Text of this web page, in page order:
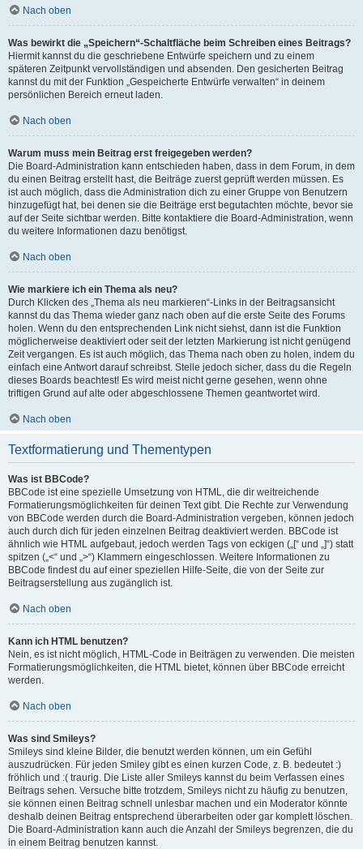
Nach oben
Was bewirkt die „Speichern“-Schaltfläche beim Schreiben eines Beitrags?
Hiermit kannst du die geschriebene Entwürfe speichern und zu einem
späteren Zeitpunkt vervollständigen und absenden. Den gesicherten Beitrag
kannst du mit der Funktion „Gespeicherte Entwürfe verwalten“ in deinem
persönlichen Bereich erneut laden.
Nach oben
Warum muss mein Beitrag erst freigegeben werden?
Die Board-Administration kann entschieden haben, dass in dem Forum, in dem
du einen Beitrag erstellt hast, die Beiträge zuerst geprüft werden müssen. Es
ist auch möglich, dass die Administration dich zu einer Gruppe von Benutzern
hinzugefügt hat, bei denen sie die Beiträge erst begutachten möchte, bevor sie
auf der Seite sichtbar werden. Bitte kontaktiere die Board-Administration, wenn
du weitere Informationen dazu benötigst.
Nach oben
Wie markiere ich ein Thema als neu?
Durch Klicken des „Thema als neu markieren“-Links in der Beitragsansicht
kannst du das Thema wieder ganz nach oben auf die erste Seite des Forums
holen. Wenn du den entsprechenden Link nicht siehst, dann ist die Funktion
möglicherweise deaktiviert oder seit der letzten Markierung ist nicht genügend
Zeit vergangen. Es ist auch möglich, das Thema nach oben zu holen, indem du
einfach eine Antwort darauf schreibst. Stelle jedoch sicher, dass du die Regeln
dieses Boards beachtest! Es wird meist nicht gerne gesehen, wenn ohne
triftigen Grund auf alte oder abgeschlossene Themen geantwortet wird.
Nach oben
Textformatierung und Thementypen
Was ist BBCode?
BBCode ist eine spezielle Umsetzung von HTML, die dir weitreichende
Formatierungsmöglichkeiten für deinen Text gibt. Die Rechte zur Verwendung
von BBCode werden durch die Board-Administration vergeben, können jedoch
auch durch dich für jeden einzelnen Beitrag deaktiviert werden. BBCode ist
ähnlich wie HTML aufgebaut, jedoch werden Tags von eckigen („[“ und „]“) statt
spitzen („<“ und „>“) Klammern eingeschlossen. Weitere Informationen zu
BBCode findest du auf einer speziellen Hilfe-Seite, die von der Seite zur
Beitragserstellung aus zugänglich ist.
Nach oben
Kann ich HTML benutzen?
Nein, es ist nicht möglich, HTML-Code in Beiträgen zu verwenden. Die meisten
Formatierungsmöglichkeiten, die HTML bietet, können über BBCode erreicht
werden.
Nach oben
Was sind Smileys?
Smileys sind kleine Bilder, die benutzt werden können, um ein Gefühl
auszudrücken. Für jeden Smiley gibt es einen kurzen Code, z. B. bedeutet :)
fröhlich und :( traurig. Die Liste aller Smileys kannst du beim Verfassen eines
Beitrags sehen. Versuche bitte trotzdem, Smileys nicht zu häufig zu benutzen,
sie können einen Beitrag schnell unlesbar machen und ein Moderator könnte
deshalb deinen Beitrag entsprechend überarbeiten oder gar komplett löschen.
Die Board-Administration kann auch die Anzahl der Smileys begrenzen, die du
in einem Beitrag benutzen kannst.